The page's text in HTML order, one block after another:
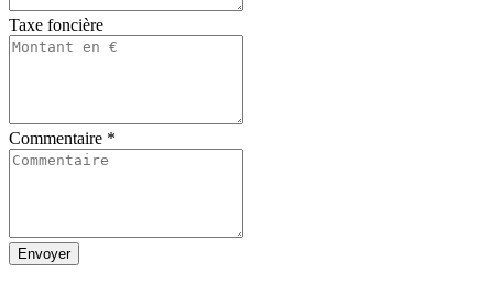
Taxe foncière
Commentaire *